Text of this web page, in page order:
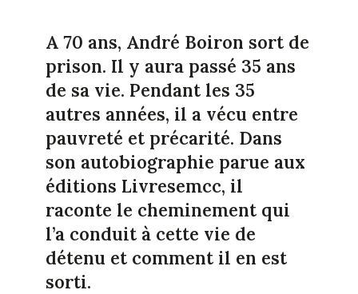
A 70 ans, André Boiron sort de
prison. Il y aura passé 35 ans
de sa vie. Pendant les 35
autres années, il a vécu entre
pauvreté et précarité. Dans
son autobiographie parue aux
éditions Livresemcc, il
raconte le cheminement qui
l’a conduit à cette vie de
détenu et comment il en est
sorti.